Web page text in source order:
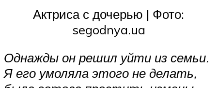
Актриса с дочерью | Фото:
segodnya.ua
Однажды он решил уйти из семьи.
Я его умоляла этого не делать,